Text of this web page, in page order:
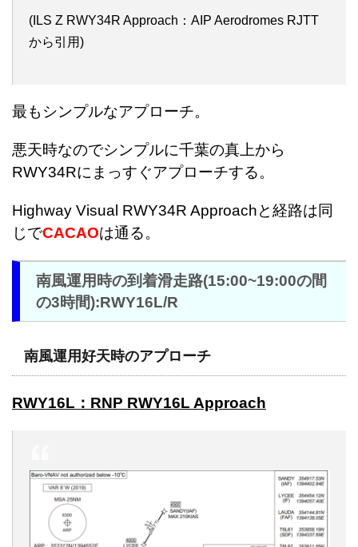
(ILS Z RWY34R Approach：AIP Aerodromes RJTT
から引用)
最もシンプルなアプローチ。
悪天時なのでシンプルに千葉の真上から
RWY34Rにまっすぐアプローチする。
Highway Visual RWY34R Approachと経路は同
じでCACAOは通る。
南風運用時の到着滑走路(15:00~19:00の間
の3時間):RWY16L/R
南風運用好天時のアプローチ
RWY16L：RNP RWY16L Approach